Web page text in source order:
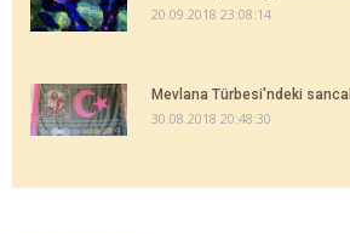
20.09.2018 23:08:14
Mevlana Türbesi'ndeki
30.08.2018 20:48:30